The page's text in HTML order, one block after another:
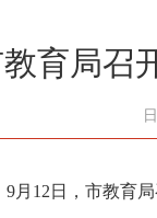
育局召
9月12日，市教育